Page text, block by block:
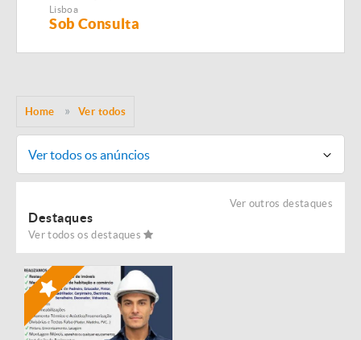
Remodelação de
imóveis!
Lisboa
Sob Consulta
Home Ver todos
Ver todos os anúncios
Ver outros destaques
Destaques
Ver todos os destaques